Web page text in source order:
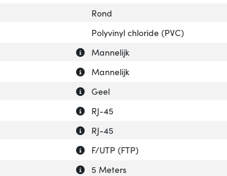
Rond
Polyvinyl chloride (PVC)
Uitleg over 'Aansluiting 2 type'
Verberg uitleg over 'Aansluiting 2
Mannelijk
Uitleg over 'Aansluiting 1 type'
Verberg uitleg over 'Aansluiting 1
Mannelijk
Uitleg over 'Kleur van het product'
Verberg uitleg over 'Kleur van het
Geel
Uitleg over 'Aansluiting 2'
Verberg uitleg over 'Aansluiting 2'
RJ-45
Uitleg over 'Aansluiting 1'
Verberg uitleg over 'Aansluiting 1'
RJ-45
Uitleg over 'Kabelafscherming'
Verberg uitleg over
F/UTP (FTP)
Uitleg over 'Snoerlengte'
Verberg uitleg over 'Snoerlengte'
5 Meters